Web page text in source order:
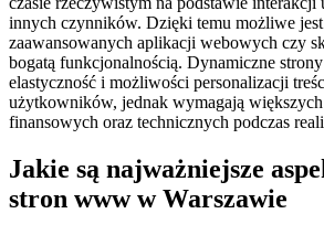
innych czynników. Dzięki temu możliwe
zaawansowanych aplikacji webowych czy
bogatą funkcjonalnością. Dynamiczne
elastyczność i możliwości personalizacji
użytkowników, jednak wymagają większych
finansowych oraz technicznych podczas
Jakie są najważniejsze
stron www w Warszawie